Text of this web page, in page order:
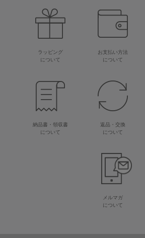
ラッピング
について
お支払い方法
について
納品書・領収書
について
返品・交換
について
メルマガ
について